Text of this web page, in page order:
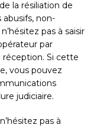
la résiliation de
non-
pas à saisir
par
Si cette
vous pouvez
judiciaire.
pas à